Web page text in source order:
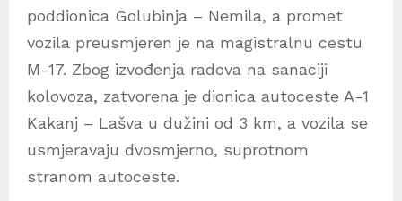
poddionica Golubinja – Nemila, a promet
vozila preusmjeren je na magistralnu cestu
M-17. Zbog izvođenja radova na sanaciji
kolovoza, zatvorena je dionica autoceste A-1
Kakanj – Lašva u dužini od 3 km, a vozila se
usmjeravaju dvosmjerno, suprotnom
stranom autoceste.